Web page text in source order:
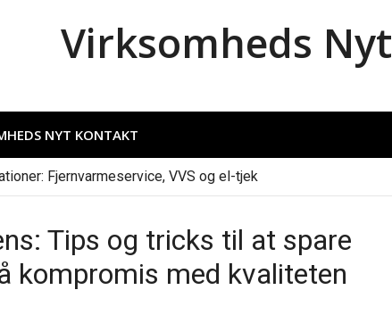
Virksomheds Nyt
NYT KONTAKT
Fjernvarmeservice, VVS og el-tjek
Tips og tricks til at spare
kompromis med kvaliteten